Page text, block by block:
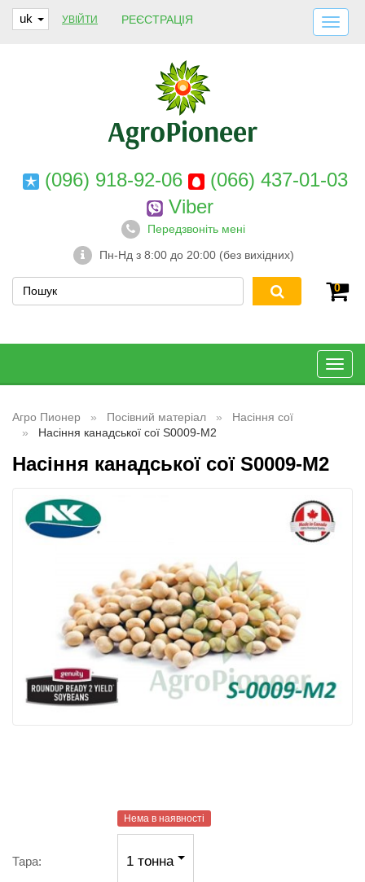
uk УВІЙТИ РЕЄСТРАЦІЯ
ДОСТАВКА І ОПЛАТА
ПРО НАС
ГАРАНТІЇ
КОНТАКТИ
(096) 918-92-06
(066) 437-01-03
Viber
Передзвоніть мені
Пн-Нд з 8:00 до 20:00 (без вихідних)
0
Агро Пионер Посівний матеріал
Насіння сої
Насіння канадської сої S0009-M2
Насіння канадської сої S0009-M2
Нема в наявності
Тара: 1 тонна